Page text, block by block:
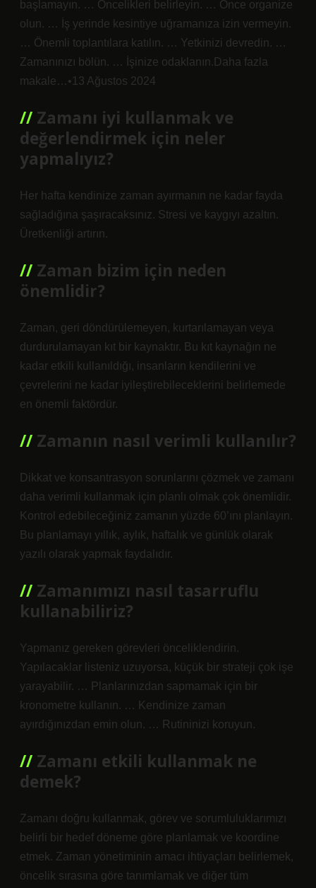
başlamayın. … Öncelikleri belirleyin. … Önce organize
olun. … İş yerinde kesintiye uğramanıza izin vermeyin.
… Önemli toplantılara katılın. … Yetkinizi devredin. …
Zamanınızı bölün. … İşinize odaklanın.Daha fazla
makale…•13 Ağustos 2024
Zamanı iyi kullanmak ve
değerlendirmek için neler
yapmalıyız?
Her hafta kendinize zaman ayırmanın ne kadar fayda
sağladığına şaşıracaksınız. Stresi ve kaygıyı azaltın.
Üretkenliği artırın.
Zaman bizim için neden
önemlidir?
Zaman, geri döndürülemeyen, kurtarılamayan veya
durdurulamayan kıt bir kaynaktır. Bu kıt kaynağın ne
kadar etkili kullanıldığı, insanların kendilerini ve
çevrelerini ne kadar iyileştirebileceklerini belirlemede
en önemli faktördür.
Zamanın nasıl verimli kullanılır?
Dikkat ve konsantrasyon sorunlarını çözmek ve zamanı
daha verimli kullanmak için planlı olmak çok önemlidir.
Kontrol edebileceğiniz zamanın yüzde 60’ını planlayın.
Bu planlamayı yıllık, aylık, haftalık ve günlük olarak
yazılı olarak yapmak faydalıdır.
Zamanımızı nasıl tasarruflu
kullanabiliriz?
Yapmanız gereken görevleri önceliklendirin.
Yapılacaklar listeniz uzuyorsa, küçük bir strateji çok işe
yarayabilir. … Planlarınızdan sapmamak için bir
kronometre kullanın. … Kendinize zaman
ayırdığınızdan emin olun. … Rutininizi koruyun.
Zamanı etkili kullanmak ne
demek?
Zamanı doğru kullanmak, görev ve sorumluluklarımızı
belirli bir hedef döneme göre planlamak ve koordine
etmek. Zaman yönetiminin amacı ihtiyaçları belirlemek,
öncelik sırasına göre tanımlamak ve diğer tüm